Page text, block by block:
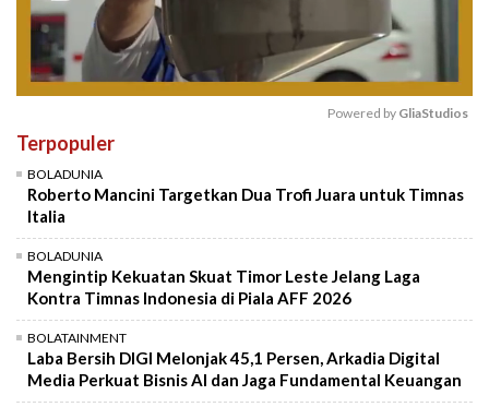
Powered by GliaStudios
Terpopuler
BOLADUNIA
Roberto Mancini Targetkan Dua Trofi Juara untuk Timnas
Italia
BOLADUNIA
Mengintip Kekuatan Skuat Timor Leste Jelang Laga
Kontra Timnas Indonesia di Piala AFF 2026
BOLATAINMENT
Laba Bersih DIGI Melonjak 45,1 Persen, Arkadia Digital
Media Perkuat Bisnis AI dan Jaga Fundamental Keuangan